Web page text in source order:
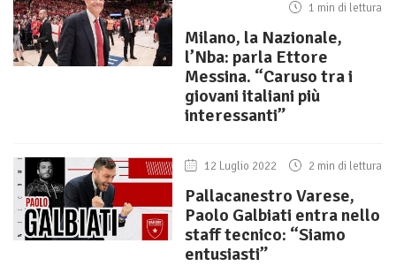
1 min di lettura
Milano, la Nazionale,
l’Nba: parla Ettore
Messina. “Caruso tra i
giovani italiani più
interessanti”
12 Luglio 2022 2 min di lettura
Pallacanestro Varese,
Paolo Galbiati entra nello
staff tecnico: “Siamo
entusiasti”